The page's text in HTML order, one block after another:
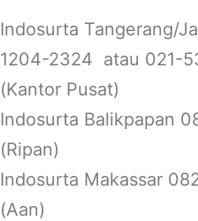
Indosurta Tangerang/
1204-2324 atau 021-
(Kantor Pusat)
Indosurta Balikpapan
(Ripan)
Indosurta Makassar
(Aan)